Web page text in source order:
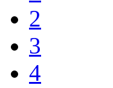
2
3
4